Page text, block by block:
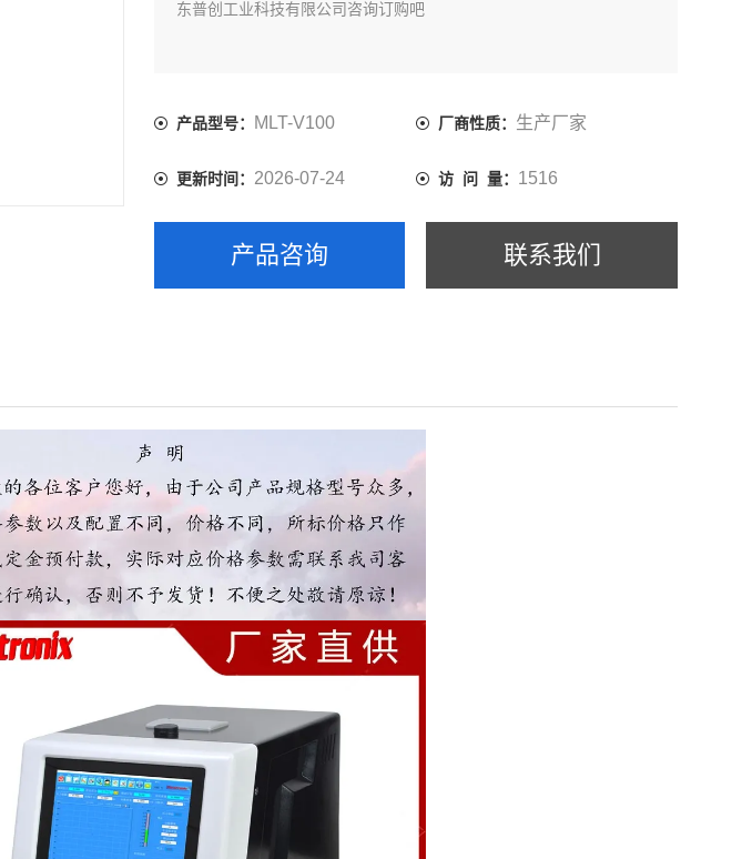
东普创工业科技有限公司咨询订购吧
产品型号： MLT-V100 厂商性质： 生产厂家
更新时间： 2026-07-24 访 问 量： 1516
产品咨询 联系我们